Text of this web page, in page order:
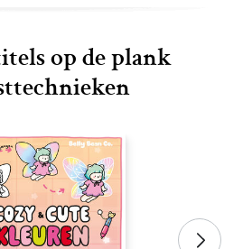
op de plank